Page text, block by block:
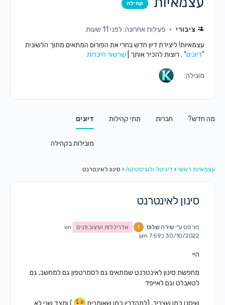
קהילה
ציבורי
פעילות אחרונה: לפני 11 שעות
עצמאיות! ליצירת דיון חדש בחרי את הפורום המתאים מתוך הלשונית
דיונים" . רוצות להכיר אותך | שרשור היכרות
מובילה:
מה חדש? חברות תתי קהילות דיונים
מובילות בקהילה
עצמאיות ראשי ‹ דיגיטל ולוגיסטיקה ‹ סינון לאינטרנט
סינון לאינטרנט
פורסם ע"ישירה שלוס אדריכלות ועיצוב פנים
on
30/10/2022 ב7:59 pm
היי
מחפשת סינון לאינטרנט שמתאים גם לסמרטפון גם למחשב, גם
לטאבלט וגם לאייפד
שיסנן כמו שצריך, (למהדרין כמו שאומרים
) ומצד שני לא